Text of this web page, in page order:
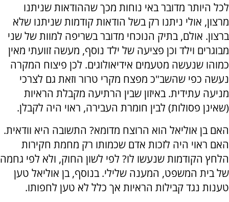
לכל היותר מדובר באי נוחות מכך שההודאות שניתנו
מרצון, אולי ניתנו רק בשל הודאות קודמות שניתנו שלא
ברצון. אולם, בתיק הנוכחי מדובר בשריפה למוות של שני
מבוגרים וילד וכן פציעה של ילד נוסף, מעשה זוועתי מאין
כמוהו שנעשה מטעמים אידיאולוגים. לכן פיצוח המקרה
נעשה כפי שהשב"כ מפצח מקרי טרור וזאת גם לצרכי
מניעה עתידית. באיזון שבין הרתיעה מקבלת הראיות
(שאינן פסולות) לבין חומרת העבירה, ראוי היה לקבלן.
האם בן אוליאל הוא הרוצח מדומא? התשובה היא וודאית.
האם ראוי היה לזכות אדם שכמותו רק מחמת חקירות
הלחץ הקודמות שנעשו לו? לפי לשון החוק, ולא לפי גחמה
של בית המשפט, המענה שלילי. בנוסף, בן אוליאל טען
טענות נגד קבילות הראיות אך כלל לא טען לחפותו.